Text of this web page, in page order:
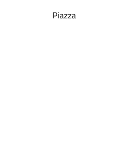
Piazza